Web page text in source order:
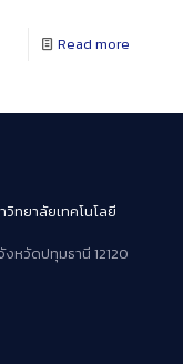
Read more
วิทยาลัยเทคโนโลยี
หวัดปทุมธานี 12120